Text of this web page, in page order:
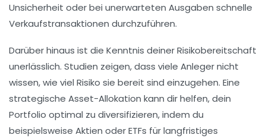
Unsicherheit oder bei unerwarteten Ausgaben schnelle
Verkaufstransaktionen durchzuführen.
Darüber hinaus ist die Kenntnis deinerRisikobereitschaft
unerlässlich. Studien zeigen, dass viele Anleger nicht
wissen, wie viel Risiko sie bereit sind einzugehen. Eine
strategische Asset-Allokation kann dir helfen, dein
Portfolio optimal zu diversifizieren, indem du
beispielsweise Aktien oderETFs für langfristiges